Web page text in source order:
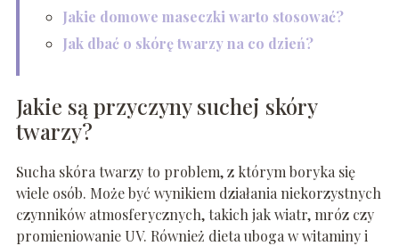
Jakie domowe maseczki warto stosować?
Jak dbać o skórę twarzy na co dzień?
Jakie są przyczyny suchej skóry
twarzy?
Sucha skóra twarzy to problem, z którym boryka się
wiele osób. Może być wynikiem działania niekorzystnych
czynników atmosferycznych, takich jak wiatr, mróz czy
promieniowanie UV. Również dieta uboga w witaminy i